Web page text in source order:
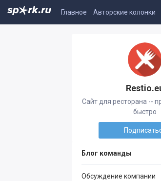
Главное Авторские колонки
Сайт для ресторана --
быстро
Блог команды
Обсуждение компании